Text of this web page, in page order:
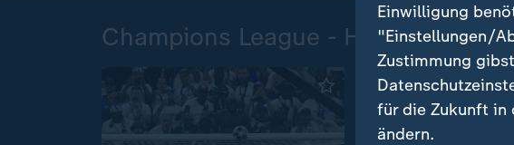
Champions League - Highlights
Einwilligung
"Einstellungen/
Zustimmung
für die Zukunft in
ändern.